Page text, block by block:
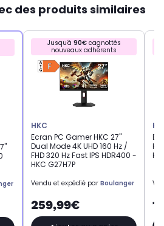
des produits similaires
Jusqu'à 90€cagnottés
nouveaux adhérents
HKC
Ecran PC Gamer HKC 27"
Dual Mode 4K UHD 160 Hz /
FHD 320 Hz Fast IPS HDR400 -
HKC G27H7P
Vendu et expédié par Boulanger
259,99€